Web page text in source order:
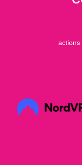
actions